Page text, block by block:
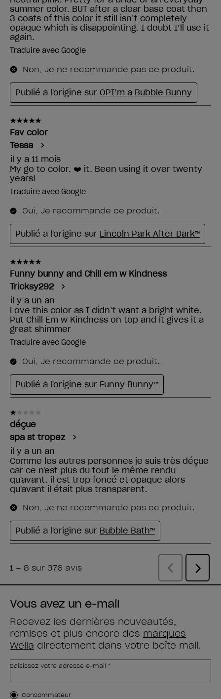
Vous avez un e-mail
Recevez les dernières nouveautés,
remises et plus encore des marques
Wella directement dans votre boîte mail.
Saisissez votre adresse e-mail *
Type de client
Consommateur